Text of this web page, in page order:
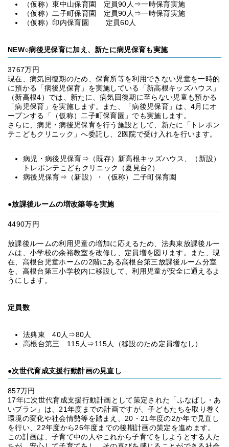
（仮称）東中山保育園 定員90人⇒一時保育実施
（仮称）二子町保育園 定員90人⇒一時保育実施
（仮称）印内保育園 定員60人
NEW○病後児保育に加え、新たに病児保育も実施
3767万円
現在、病気回復期のため、保育所等を利用できない児童を一時的
に預かる「病後児保育」を実施している「新高根キッズハウス」
（新高根4）では、新たに、病気回復期に至らない児童も預かる
「病児保育」を実施します。また、「病後児保育」は、4月にオ
ープンする「（仮称）二子町保育園」でも実施します。
さらに、病児・病後児保育を行う施設として、新たに「トレポン
テこどもクリニック」へ委託し、2医院で受け入れを行います。
病児・病後児保育⇒（既存）新高根キッズハウス、（新設）
トレポンテこどもクリニック（夏見台2）
病後児保育⇒（新設）・（仮称）二子町保育園
●放課後ルームの増改築等を実施
4490万円
放課後ルームの利用児童の増加に応えるため、法典東放課後ルー
ムは、小学校の余裕教室を改修し、定員増を図ります。また、現
在、高根台児童ホームの2階にある高根台第三放課後ルーム分室
を、高根台第三小学校内に移設して、利用児童が安全に通えるよ
うにします。
定員数
法典東 40人⇒80人
高根台第三 115人⇒115人（移設のため定員増なし）
●次世代育成支援行動計画の見直し
857万円
17年に次世代育成支援行動計画として策定された「ふなばし・あ
いプラン」は、21年度までの計画ですが、子どもたちを取り巻く
環境の変化や社会情勢等を踏まえ、20・21年度の2か年で見直し
を行い、22年度から26年度までの後期計画の策定を進めます。
この計画は、子育て中の人やこれから子育てをしようとする人た